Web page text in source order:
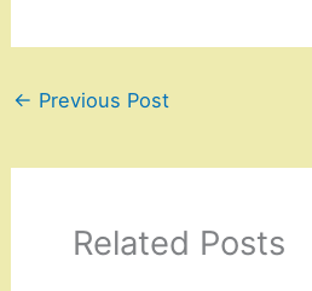
← Previous Post
Related Posts